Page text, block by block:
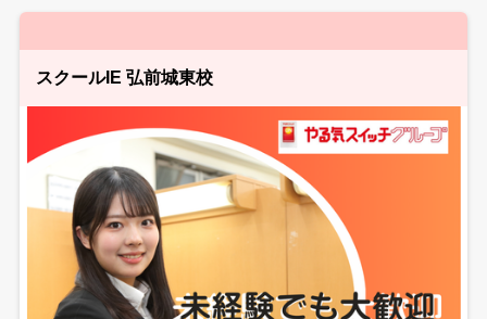
スクールIE 弘前城東校